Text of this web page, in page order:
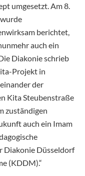
umgesetzt. Am 8.
berichtet,
auch ein
Diakonie schrieb
Projekt in
der
Kita Steubenstraße
zuständigen
auch ein Imam
Diakonie Düsseldorf
(KDDM).“